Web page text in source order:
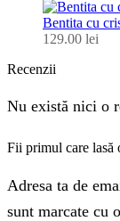
Bentita cu
129.00 lei
Recenzii
Nu există nici o
Fii primul care lasă
Adresa ta de
sunt marcate cu